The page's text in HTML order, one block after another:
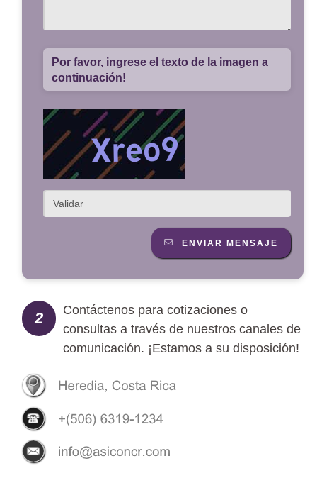
Por favor, ingrese el texto de la imagen a
continuación!
ENVIAR MENSAJE
2
Contáctenos para cotizaciones o
consultas a través de nuestros canales de
comunicación. ¡Estamos a su disposición!